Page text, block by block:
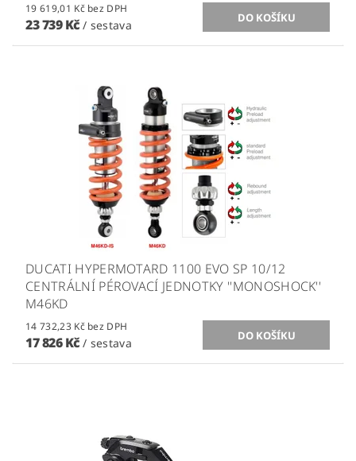
19 619,01 Kč bez DPH
23 739 Kč/ sestava
DUCATI HYPERMOTARD 1100 EVO SP 10/12
CENTRÁLNÍ PÉROVACÍ JEDNOTKY ''MONOSHOCK''
M46KD
14 732,23 Kč bez DPH
17 826 Kč/ sestava